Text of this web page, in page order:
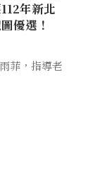
年新北
優選！
菲，指導老